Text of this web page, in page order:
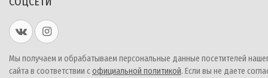
Мы получаем и обрабатываем персональные данные посетителей
сайта в соответствии софициальной политикой. Если вы не даете